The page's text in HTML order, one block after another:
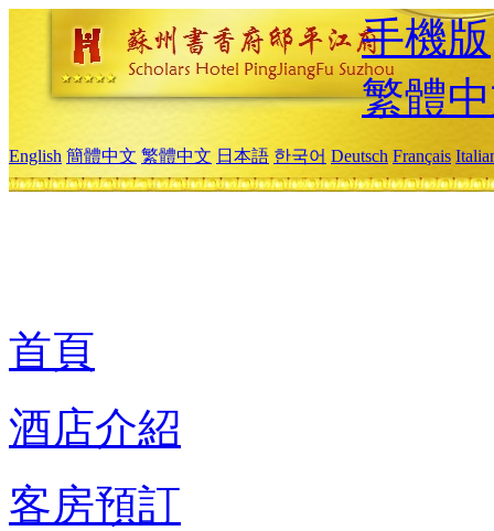
手機版
繁體
English 簡體中文 繁體中文 日本語 한국어 Deutsch Français
首頁
酒店介紹
客房預訂